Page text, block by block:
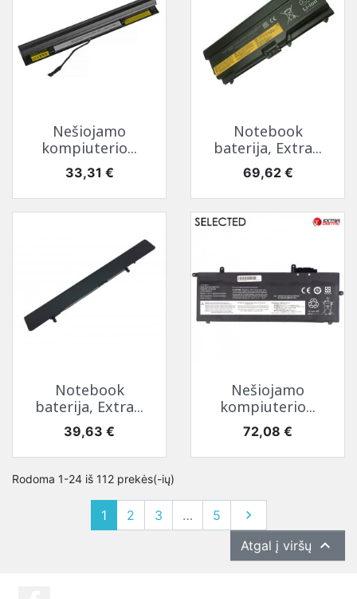
Nešiojamo
kompiuterio...
Kaina
33,31 €
Notebook
baterija, Extra...
Kaina
69,62 €
Notebook
baterija, Extra...
Kaina
39,63 €
Nešiojamo
kompiuterio...
Kaina
72,08 €
Rodoma 1-24 iš 112 prekės(-ių)
1 2 3 … 5 Tęsti

Atgal į viršų 